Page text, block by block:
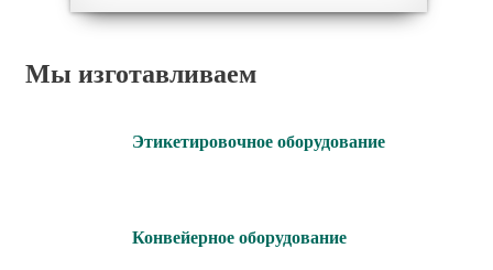
Мы изготавливаем
Этикетировочное оборудование
Конвейерное оборудование